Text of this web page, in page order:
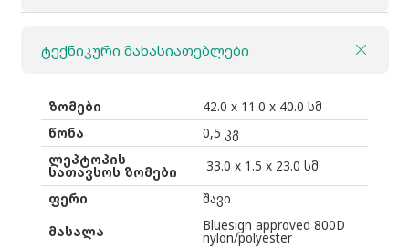
2
14"
black
ტექნიკური მახასიათებლები
ზომები
42.0 x 11.0 x 40.0 სმ
წონა
0,5 კგ
ლეპტოპის
სათავსოს ზომები
33.0 x 1.5 x 23.0 სმ
ფერი
შავი
მასალა
Bluesign approved 800D
nylon/polyester